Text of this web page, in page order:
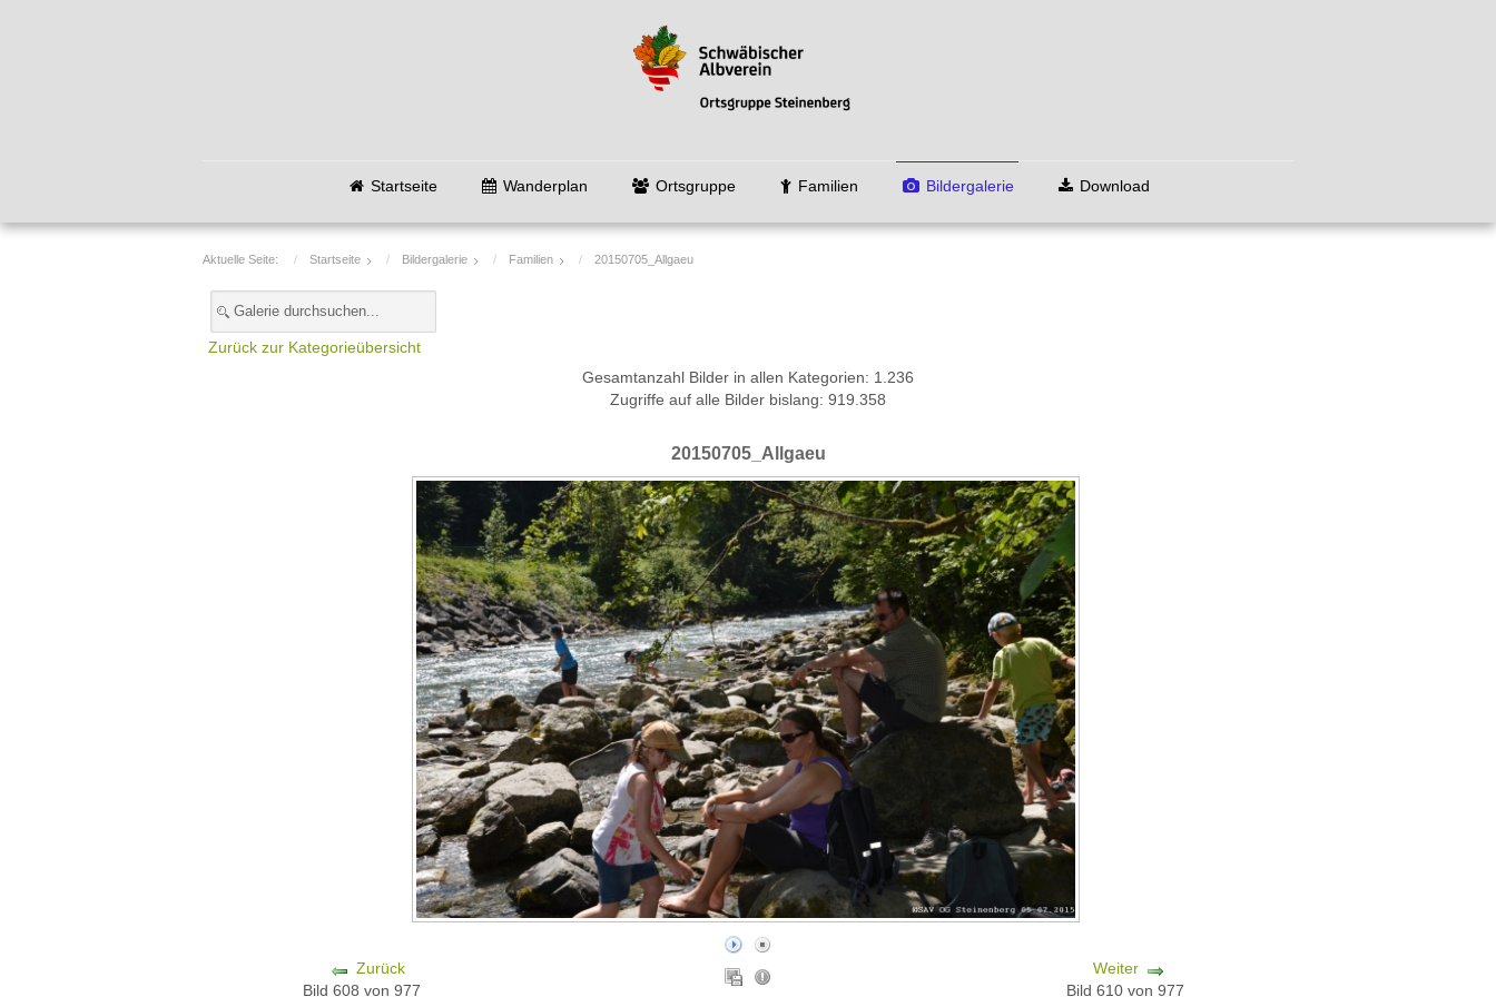
Startseite Wanderplan Ortsgruppe Familien Bildergalerie Download
Aktuelle Seite: Startseite Bildergalerie Familien 20150705_Allgaeu
Zurück zur Kategorieübersicht
Gesamtanzahl Bilder in allen Kategorien: 1.236
Zugriffe auf alle Bilder bislang: 919.358
20150705_Allgaeu
Zurück
Bild 608 von 977
Weiter
Bild 610 von 977